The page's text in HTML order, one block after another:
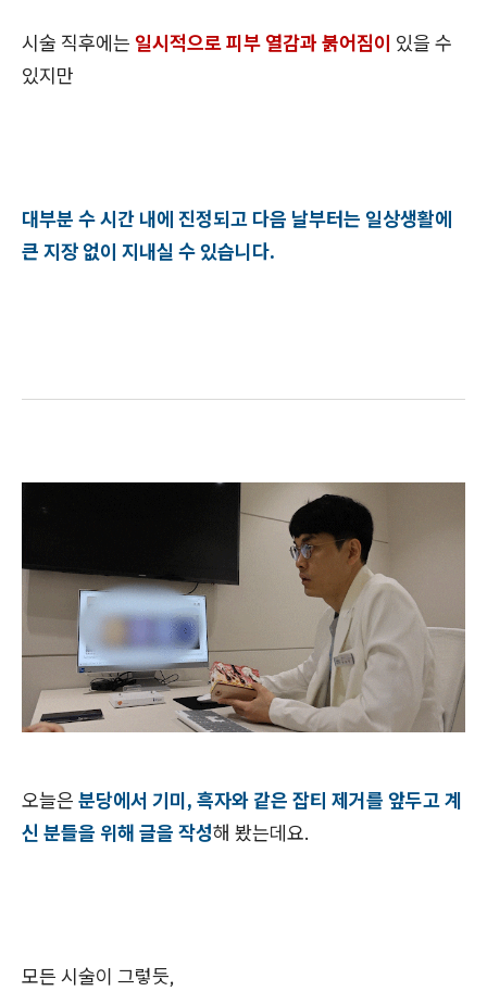
시술 직후에는 일시적으로 피부 열감과 붉어짐이 있을 수
있지만
대부분 수 시간 내에 진정되고 다음 날부터는 일상생활에
큰 지장 없이 지내실 수 있습니다.
오늘은 분당에서 기미, 흑자와 같은 잡티 제거를 앞두고 계
신 분들을 위해 글을 작성해 봤는데요.
모든 시술이 그렇듯,